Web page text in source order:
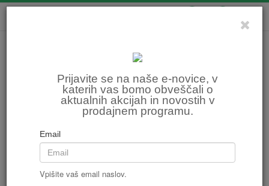
Prijavite se na naše e-novice, v
katerih vas bomo obveščali o
aktualnih akcijah in novostih v
prodajnem programu.
Email
Vpišite vaš email naslov.